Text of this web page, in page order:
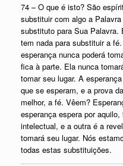
74 – O que é isto? São
substituir com algo a
substituto para Sua Palavra.
tem nada para substituir a
esperança nunca poderá
fica à parte. Ela nunca
tomar seu lugar. A
que se esperam, e a prova
melhor, a fé. Vêem?
esperança espera por
intelectual, e a outra é a
tomará seu lugar. Nós
todas estas substituições.